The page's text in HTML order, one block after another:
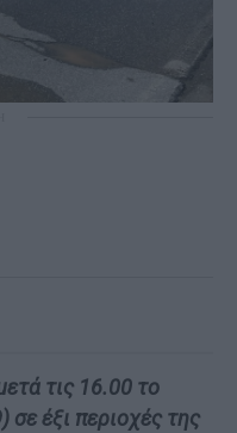
τις 16.00 το
έξι περιοχές της